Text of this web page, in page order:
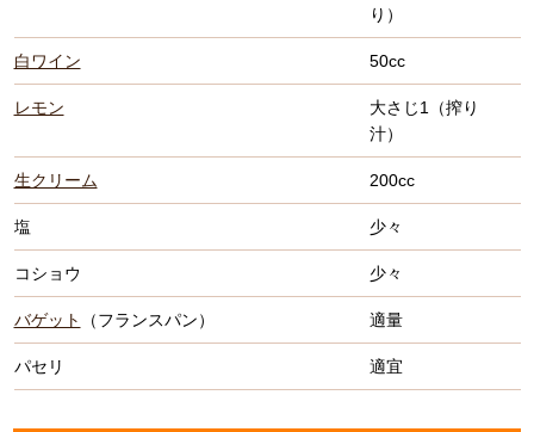
り）
白ワイン 50cc
レモン
大さじ1（搾り
汁）
生クリーム 200cc
塩 少々
コショウ 少々
バゲット （フランスパン） 適量
パセリ 適宜